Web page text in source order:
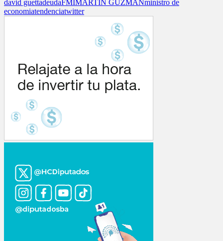
david guettadeuda FMI MARTIN GUZMANministro de
economiatendenciatwitter